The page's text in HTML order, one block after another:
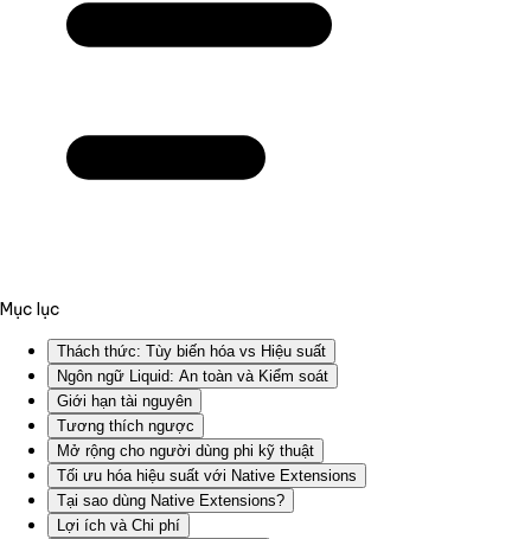
Mục lục
Thách thức: Tùy biến hóa vs Hiệu suất
Ngôn ngữ Liquid: An toàn và Kiểm soát
Giới hạn tài nguyên
Tương thích ngược
Mở rộng cho người dùng phi kỹ thuật
Tối ưu hóa hiệu suất với Native Extensions
Tại sao dùng Native Extensions?
Lợi ích và Chi phí